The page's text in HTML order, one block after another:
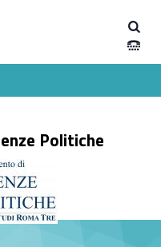
Politiche
secondario